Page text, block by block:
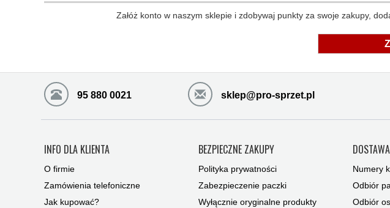
Załóż konto w naszym sklepie i zdobywaj punkty za swoje zakupy,
95 880 0021 sklep@pro-sprzet.pl
INFO DLA KLIENTA
O firmie
Zamówienia telefoniczne
Jak kupować?
BEZPIECZNE ZAKUPY
Polityka prywatności
Zabezpieczenie paczki
Wyłącznie oryginalne produkty
Numery
Odbiór
Odbiór